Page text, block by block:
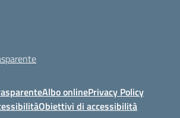
Albo onlinePrivacy Policy
Obiettivi di accessibilità